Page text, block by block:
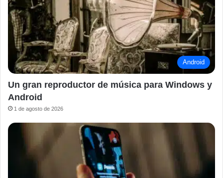
Android
Un gran reproductor de música para Windows y
Android
1 de agosto de 2026